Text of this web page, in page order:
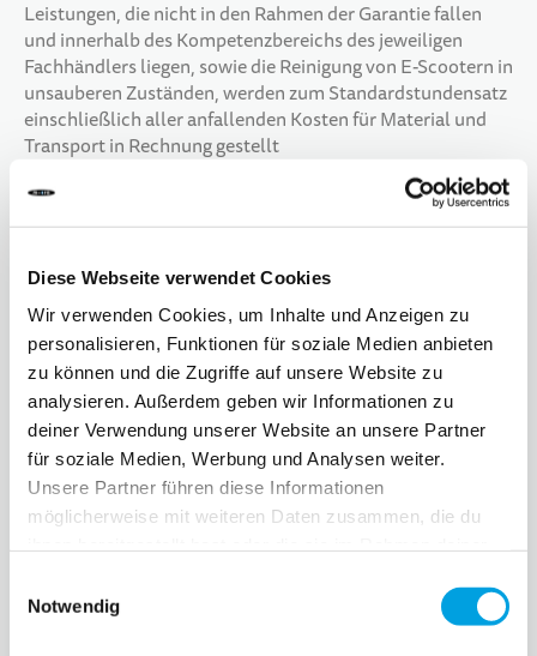
Diese Webseite verwendet Cookies
Wir verwenden Cookies, um Inhalte und Anzeigen zu
personalisieren, Funktionen für soziale Medien anbieten
zu können und die Zugriffe auf unsere Website zu
analysieren. Außerdem geben wir Informationen zu
deiner Verwendung unserer Website an unsere Partner
für soziale Medien, Werbung und Analysen weiter.
Unsere Partner führen diese Informationen
möglicherweise mit weiteren Daten zusammen, die du
Notwendig
Leistungen, die nicht in den Rahmen der Garantie fallen
und innerhalb des Kompetenzbereichs des jeweiligen
Fachhändlers liegen, sowie die Reinigung von E-Scootern in
unsauberen Zuständen, werden zum Standardstundensatz
einschließlich aller anfallenden Kosten für Material und
Transport in Rechnung gestellt
Ausschlüsse von der Garantie
Folgende Schäden fallen nicht unter die Garantie:
Schäden aufgrund des nicht durchgeführten
Aufladens der Batterie bei Notwendigkeit.
Durch Abstellung, Aufladung oder Verwendung
außerhalb des angegebenen Temperaturbereichs
verursachte Schäden.
Nicht bestimmungsgemäße Verwendung,
unsachgemäße Anwendung oder fahrlässiges
Fahrverhalten (z. B. Springen mit dem E-Scooter).
Unsachgemäße Änderungen bzw. Eingriffe durch
Dritte (z. B. Öffnen des Trittbretts).